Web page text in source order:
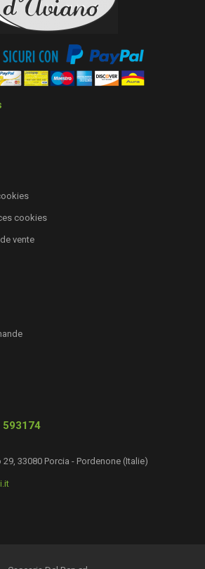
cookies
vente
593174
33080 Porcia - Pordenone (Italie)